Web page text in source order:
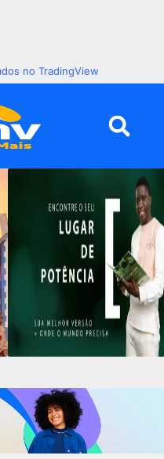
no TradingView